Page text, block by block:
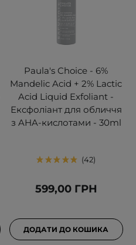
Paula's Choice - 6%
Mandelic Acid + 2% Lactic
Acid Liquid Exfoliant -
Ексфоліант для обличчя
з AHA-кислотами - 30ml
42
599,00 ГРН
ДОДАТИ ДО КОШИКА